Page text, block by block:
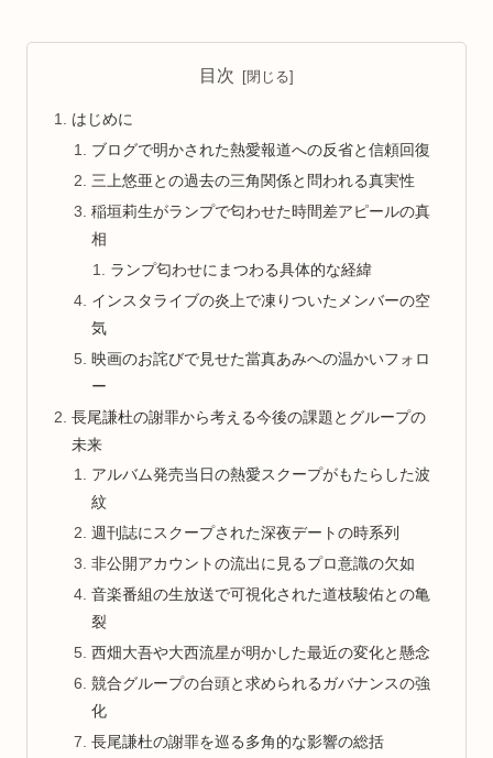
目次
はじめに
ブログで明かされた熱愛報道への反省と信頼回復
三上悠亜との過去の三角関係と問われる真実性
稲垣莉生がランプで匂わせた時間差アピールの真
相
ランプ匂わせにまつわる具体的な経緯
インスタライブの炎上で凍りついたメンバーの空
気
映画のお詫びで見せた當真あみへの温かいフォロ
ー
長尾謙杜の謝罪から考える今後の課題とグループの
未来
アルバム発売当日の熱愛スクープがもたらした波
紋
週刊誌にスクープされた深夜デートの時系列
非公開アカウントの流出に見るプロ意識の欠如
音楽番組の生放送で可視化された道枝駿佑との亀
裂
西畑大吾や大西流星が明かした最近の変化と懸念
競合グループの台頭と求められるガバナンスの強
化
長尾謙杜の謝罪を巡る多角的な影響の総括